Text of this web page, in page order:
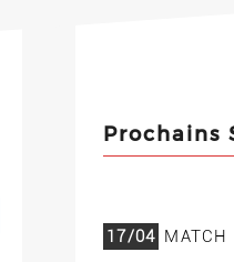
Prochains
17/04 MATCH